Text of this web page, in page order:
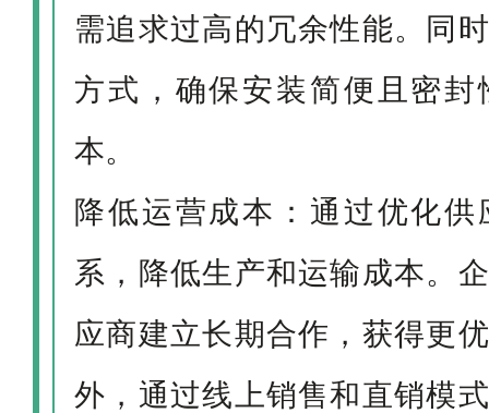
需追求过高的冗余性能。同
方式，确保安装简便且密
本。
降低运营成本：通过优化
系，降低生产和运输成本。
应商建立长期合作，获得更
外，通过线上销售和直销模